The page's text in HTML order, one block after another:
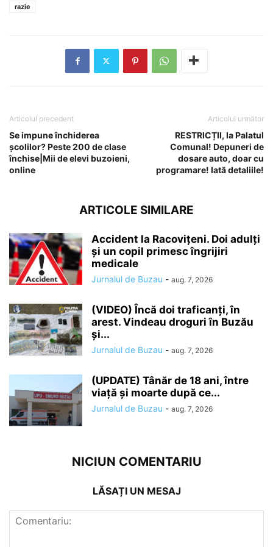
razie
Articolul precedent
Se impune închiderea
școlilor? Peste 200 de clase
închise|Mii de elevi buzoieni,
online
Articolul următor
RESTRICȚII, la Palatul
Comunal! Depuneri de
dosare auto, doar cu
programare! Iată detaliile!
ARTICOLE SIMILARE
Accident la Racovițeni. Doi adulți
și un copil primesc îngrijiri
medicale
Jurnalul de Buzau - aug. 7, 2026
(VIDEO) Încă doi traficanți, în
arest. Vindeau droguri în Buzău
și...
Jurnalul de Buzau - aug. 7, 2026
(UPDATE) Tânăr de 18 ani, între
viață și moarte după ce...
Jurnalul de Buzau - aug. 7, 2026
NICIUN COMENTARIU
LĂSAȚI UN MESAJ